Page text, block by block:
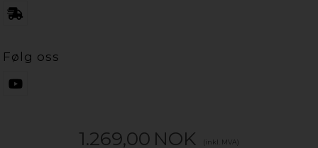
1.269,00 NOK (inkl. MVA)
Følg oss